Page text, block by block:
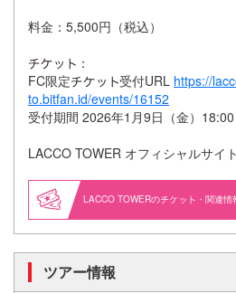
料金：5,500円（税込）
：
FC限定
受付URL https://
to.bitfan.id/events/16152
受付期間 2026年1月9日（金）
LACCO TOWER オフィシャルサイ
LACCO TOWERの ・関連
ツアー情報